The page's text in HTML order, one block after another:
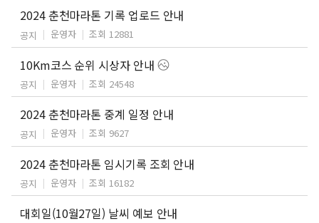
2024 춘천마라톤 기록 업로드 안내
공지 운영자 조회 12881
10Km코스 순위 시상자 안내
공지 운영자 조회 24548
2024 춘천마라톤 중계 일정 안내
공지 운영자 조회 9627
2024 춘천마라톤 임시기록 조회 안내
공지 운영자 조회 16182
대회일(10월27일) 날씨 예보 안내